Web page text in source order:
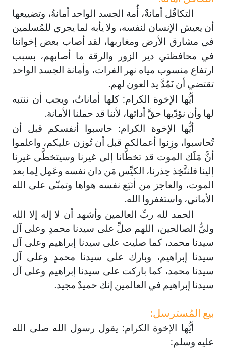
التكافُل أمانةٌ، أُمة الجسد الواحد أمانةٌ، وتضييعها
أن يعيش الإنسان لنفسه، ولا يأبه لما يجري للمُسلمين
في مشارق الأرض ومغاربها، لقد أصاب بعض إخواننا
في محافظتي دير الزور والرقة ما أصابهم، بسبب
ارتفاع منسوب مياه نهر الفرات، وأمانة الجسد الواحد
تقتضي أن نَمُدَّ يد العون لهم.
أيُّها الإخوة الكرام: كلها أماناتٌ، ويجب أن ننتبه
لها وأن نؤدّيها حقَّ أدائها، لأننا قد حملنا الأمانة.
أيُّها الإخوة الكرام: حاسبوا أنفسكم قبل أن
تُحاسبوا، وزِنوا أعمالكم قبل أن تُوزن عليكم، واعلموا
أنَّ مَلَك الموت قد تخطَّانا إلى غيرنا وسيتخطَّى غيرنا
إلينا فلنتَّخِذ حِذرنا، الكيِّس مَن دان نفسه وعَمِل لِما بعد
الموت، والعاجز من أتبَع نفسه هواها وتمنّى على الله
الأماني، واستغفروا الله.
الحمد لله ربِّ العالمين وأشهد أن لا إله إلا الله
وليُّ الصالحين، اللهم صلِّ على سيدنا محمدٍ وعلى آل
سيدنا محمد، كما صليت على سيدنا إبراهيم وعلى آل
سيدنا إبراهيم، وبارك على سيدنا محمدٍ وعلى آل
سيدنا محمد، كما باركت على سيدنا إبراهيم وعلى آل
سيدنا إبراهيم في العالمين إنك حميدٌ مجيد.
بيع المُسترسل:
أيُّها الإخوة الكرام: يقول رسول الله صلى الله
عليه وسلم: